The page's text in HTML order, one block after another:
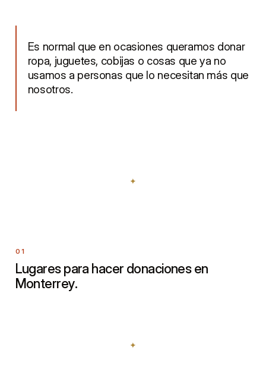
Es normal que en ocasiones queramos donar
ropa, juguetes, cobijas o cosas que ya no
usamos a personas que lo necesitan más que
nosotros.
Lugares para hacer donaciones en
Monterrey.